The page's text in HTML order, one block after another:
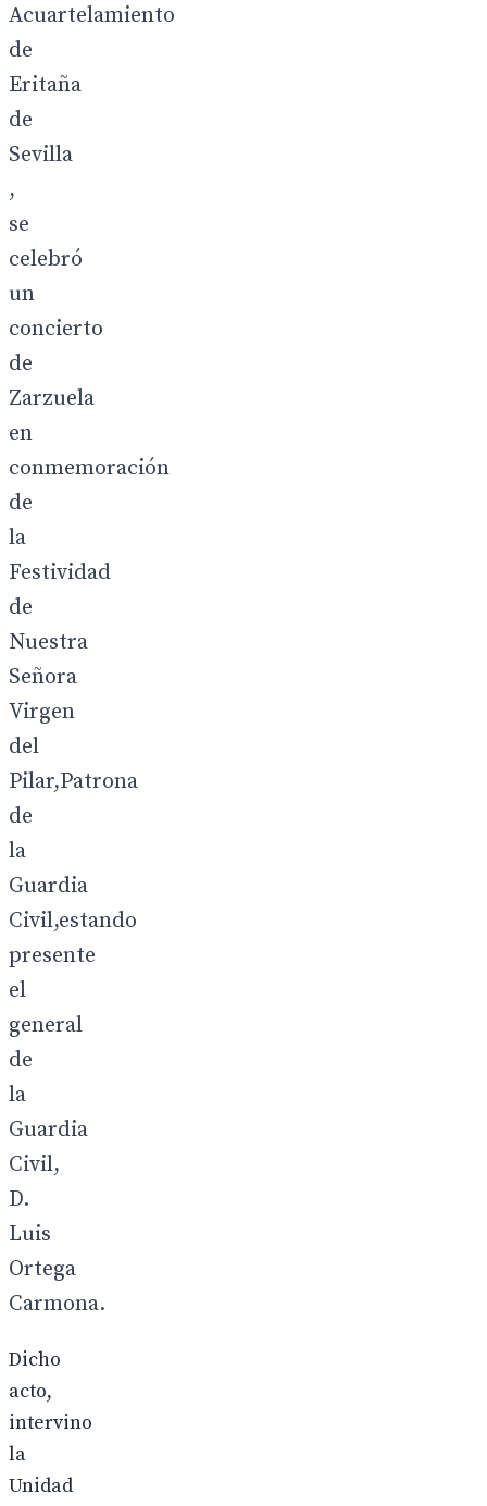
Acuartelamiento
de
Eritaña
de
Sevilla
,
se
celebró
un
concierto
de
Zarzuela
en
conmemoración
de
la
Festividad
de
Nuestra
Señora
Virgen
del
Pilar,Patrona
de
la
Guardia
Civil,estando
presente
el
general
de
la
Guardia
Civil,
D.
Luis
Ortega
Carmona.
Dicho
acto,
intervino
la
Unidad